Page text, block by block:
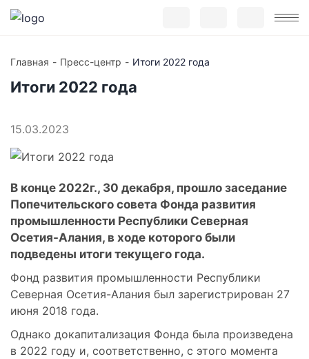
Главная Пресс-центр Итоги 2022 года
Итоги 2022 года
15.03.2023
В конце 2022г., 30 декабря, прошло заседание
Попечительского совета Фонда развития
промышленности Республики Северная
Осетия-Алания, в ходе которого были
подведены итоги текущего года.
Фонд развития промышленности Республики
Северная Осетия-Алания был зарегистрирован 27
июня 2018 года.
Однако докапитализация Фонда была произведена
в 2022 году и, соответственно, с этого момента